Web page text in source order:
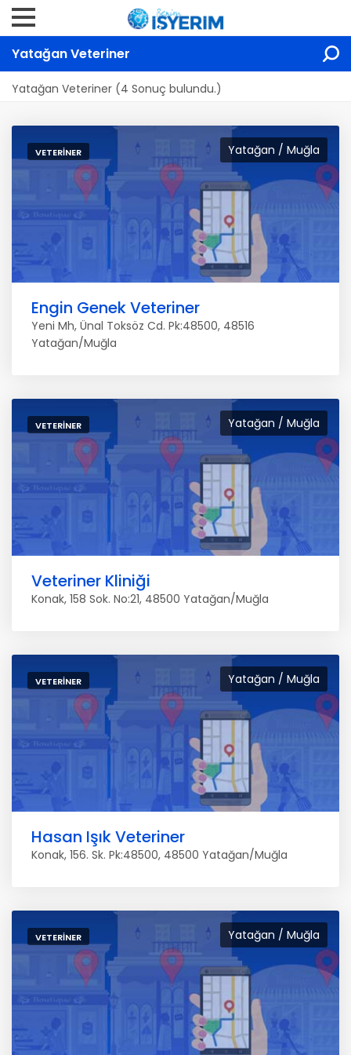
Yatağan Veteriner
Yatağan Veteriner (4 Sonuç bulundu.)
Yatağan / Muğla
VETERINER
Engin Genek Veteriner
Yeni Mh, Ünal Toksöz Cd. Pk:48500, 48516
Yatağan/Muğla
Yatağan / Muğla
VETERINER
Veteriner Kliniği
Konak, 158 Sok. No:21, 48500 Yatağan/Muğla
Yatağan / Muğla
VETERINER
Hasan Işık Veteriner
Konak, 156. Sk. Pk:48500, 48500 Yatağan/Muğla
Yatağan / Muğla
VETERINER